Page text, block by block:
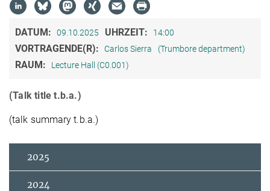
DATUM: 09.10.2025 UHRZEIT: 14:00
VORTRAGENDE(R): Carlos Sierra (Trumbore department)
RAUM: Lecture Hall (C0.001)
(Talk title t.b.a.)
(talk summary t.b.a.)
2025
2024